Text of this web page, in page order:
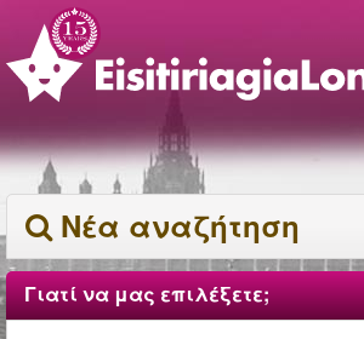
Νέα αναζήτηση
Γιατί να μας επιλέξετε;